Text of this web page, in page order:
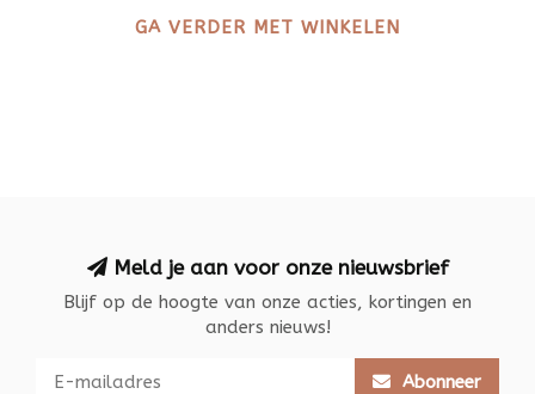
GA VERDER MET WINKELEN
Meld je aan voor onze nieuwsbrief
Blijf op de hoogte van onze acties, kortingen en
anders nieuws!
Abonneer